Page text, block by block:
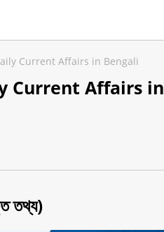
| Daily Current Affairs in Bengali
Current Affairs in
তথ্য)